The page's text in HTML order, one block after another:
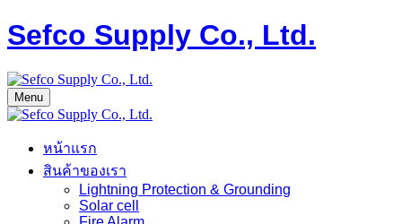
Sefco Supply Co., Ltd.
Menu
หน้าแรก
สินค้าของเรา
Lightning Protection & Grounding
Solar cell